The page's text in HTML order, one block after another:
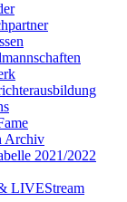
Archiv
2021/2022
LIVEStream